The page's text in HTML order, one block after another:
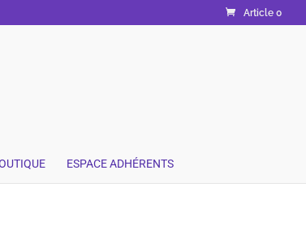
Article 0
ESPACE ADHÉRENTS